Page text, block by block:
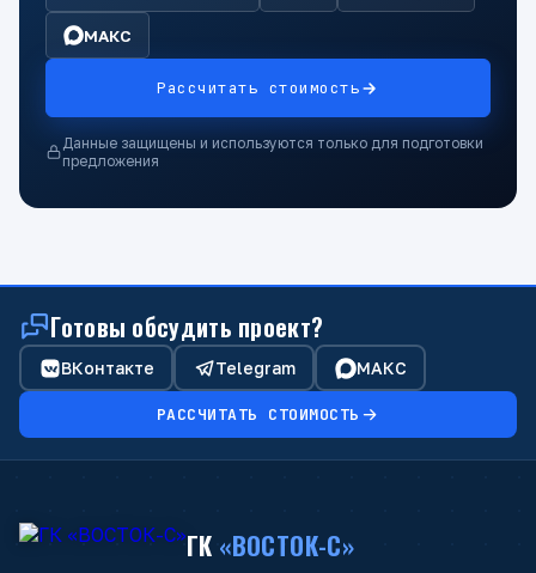
МАКС
Рассчитать стоимость
Данные защищены и используются только для подготовки
предложения
Готовы обсудить проект?
ВКонтакте Telegram МАКС
РАССЧИТАТЬ СТОИМОСТЬ
ГК «ВОСТОК-С»